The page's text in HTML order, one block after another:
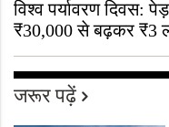
विश्व पर्यावरण दिवस:
₹30,000 से बढ़कर ₹3
जरूर पढ़ें